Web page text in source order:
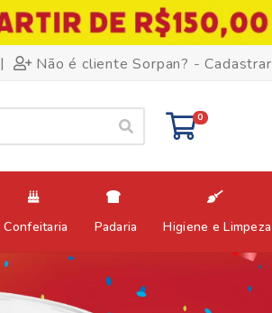
| Não é cliente Sorpan? - Cadastrar
0
Confeitaria Padaria Higiene e Limpeza